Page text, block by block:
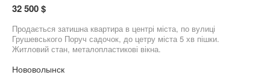
32 500 $
Продається затишна квартира в центрі міста, по вулиці
Грушевського Поруч садочок, до цетру міста 5 хв пішки.
Житловий стан, металопластикові вікна.
Нововолынск